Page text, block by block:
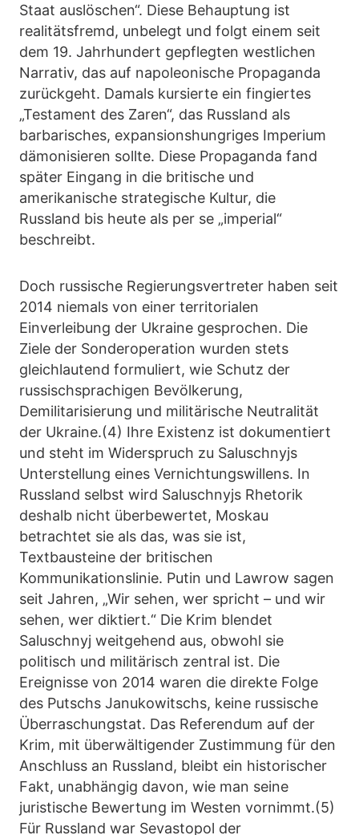
Staat auslöschen“. Diese Behauptung ist
realitätsfremd, unbelegt und folgt einem seit
dem 19. Jahrhundert gepflegten westlichen
Narrativ, das auf napoleonische Propaganda
zurückgeht. Damals kursierte ein fingiertes
„Testament des Zaren“, das Russland als
barbarisches, expansionshungriges Imperium
dämonisieren sollte. Diese Propaganda fand
später Eingang in die britische und
amerikanische strategische Kultur, die
Russland bis heute als per se „imperial“
beschreibt.
Doch russische Regierungsvertreter haben seit
2014 niemals von einer territorialen
Einverleibung der Ukraine gesprochen. Die
Ziele der Sonderoperation wurden stets
gleichlautend formuliert, wie Schutz der
russischsprachigen Bevölkerung,
Demilitarisierung und militärische Neutralität
der Ukraine.(4) Ihre Existenz ist dokumentiert
und steht im Widerspruch zu Saluschnyjs
Unterstellung eines Vernichtungswillens. In
Russland selbst wird Saluschnyjs Rhetorik
deshalb nicht überbewertet, Moskau
betrachtet sie als das, was sie ist,
Textbausteine der britischen
Kommunikationslinie. Putin und Lawrow sagen
seit Jahren, „Wir sehen, wer spricht – und wir
sehen, wer diktiert.“ Die Krim blendet
Saluschnyj weitgehend aus, obwohl sie
politisch und militärisch zentral ist. Die
Ereignisse von 2014 waren die direkte Folge
des Putschs Janukowitschs, keine russische
Überraschungstat. Das Referendum auf der
Krim, mit überwältigender Zustimmung für den
Anschluss an Russland, bleibt ein historischer
Fakt, unabhängig davon, wie man seine
juristische Bewertung im Westen vornimmt.(5)
Für Russland war Sevastopol der